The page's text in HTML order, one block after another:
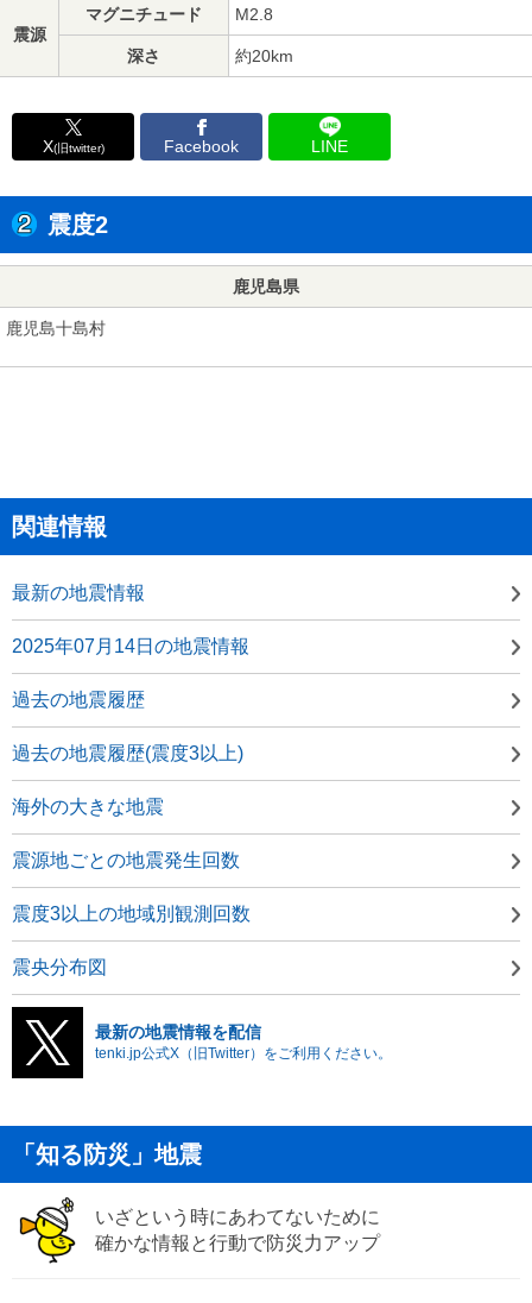
震源
マグニチュード M2.8
深さ 約20km
X(旧twitter) Facebook LINE
震度2
鹿児島県
鹿児島十島村
関連情報
最新の地震情報
2025年07月14日の地震情報
過去の地震履歴
過去の地震履歴(震度3以上)
海外の大きな地震
震源地ごとの地震発生回数
震度3以上の地域別観測回数
震央分布図
最新の地震情報を配信
tenki.jp公式X（旧Twitter）をご利用ください。
「知る防災」地震
いざという時にあわてないために
確かな情報と行動で防災力アップ